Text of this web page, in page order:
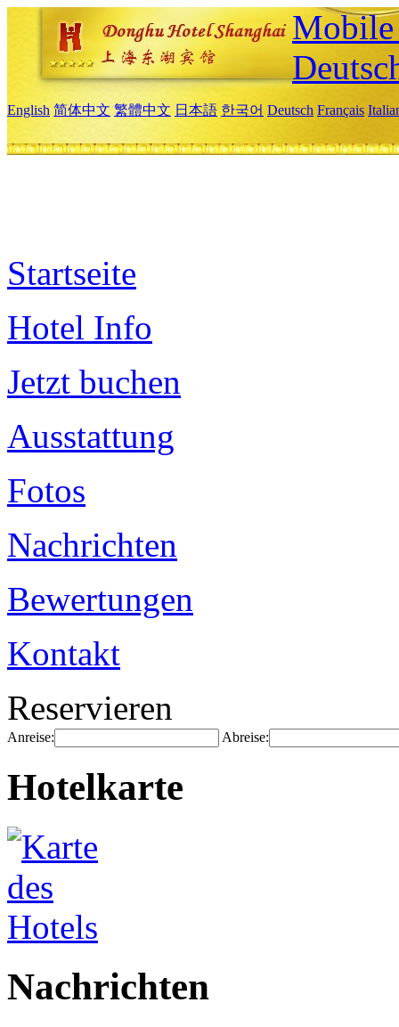
English 简体中文 繁體中文 日本語 한국어 Deutsch Français
Startseite
Hotel Info
Jetzt buchen
Ausstattung
Fotos
Nachrichten
Bewertungen
Kontakt
Reservieren
Anreise: Abreise:
Hotelkarte
Nachrichten